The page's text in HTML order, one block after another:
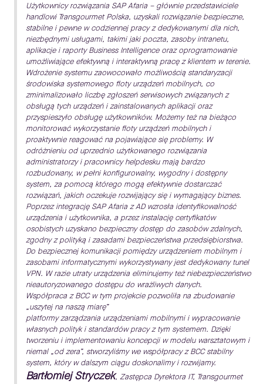
Użytkownicy rozwiązania SAP Afaria – głównie przedstawiciele
handlowi Transgourmet Polska, uzyskali rozwiązanie bezpieczne,
stabilne i pewne w codziennej pracy z dedykowanymi dla nich,
niezbędnymi usługami, takimi jaki poczta, zasoby intranetu,
aplikacje i raporty Business Intelligence oraz oprogramowanie
umożliwiające efektywną i interaktywną pracę z klientem w terenie.
Wdrożenie systemu zaowocowało możliwością standaryzacji
środowiska systemowego floty urządzeń mobilnych, co
zminimalizowało liczbę zgłoszeń serwisowych związanych z
obsługą tych urządzeń i zainstalowanych aplikacji oraz
przyspieszyło obsługę użytkowników. Możemy też na bieżąco
monitorować wykorzystanie floty urządzeń mobilnych i
proaktywnie reagować na pojawiające się problemy. W
odróżnieniu od uprzednio użytkowanego rozwiązania
administratorzy i pracownicy helpdesku mają bardzo
rozbudowany, w pełni konfigurowalny, wygodny i dostępny
system, za pomocą którego mogą efektywnie dostarczać
rozwiązań, jakich oczekuje rozwijający się i wymagający biznes.
Poprzez integrację SAP Afaria z AD wzrosła identyfikowalność
urządzenia i użytkownika, a przez instalację certyfikatów
osobistych uzyskano bezpieczny dostęp do zasobów zdalnych,
zgodny z polityką i zasadami bezpieczeństwa przedsiębiorstwa.
Do bezpiecznej komunikacji pomiędzy urządzeniem mobilnym i
zasobami informatycznymi wykorzystywany jest dedykowany tunel
VPN. W razie utraty urządzenia eliminujemy też niebezpieczeństwo
nieautoryzowanego dostępu do wrażliwych danych.
Współpraca z BCC w tym projekcie pozwoliła na zbudowanie
„uszytej na naszą miarę”
platformy zarządzania urządzeniami mobilnymi i wypracowanie
własnych polityk i standardów pracy z tym systemem. Dzięki
tworzeniu i implementowaniu koncepcji w modelu warsztatowym i
niemal „od zera”, stworzyliśmy we współpracy z BCC stabilny
system, który w dalszym ciągu doskonalimy i rozwijamy.
Bartłomiej Stryczek, Zastępca Dyrektora IT, Transgourmet